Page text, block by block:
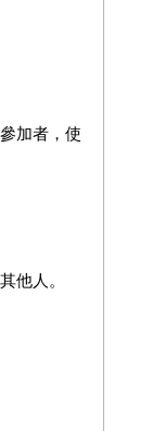
加者，使
他人。